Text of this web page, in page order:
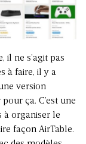
il ne s’agit pas
à faire, il y a
version
ça. C’est une
à organiser le
façon AirTable.